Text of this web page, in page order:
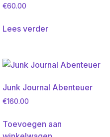
€60.00
Lees verder
Junk Journal Abenteuer
€160.00
Toevoegen aan